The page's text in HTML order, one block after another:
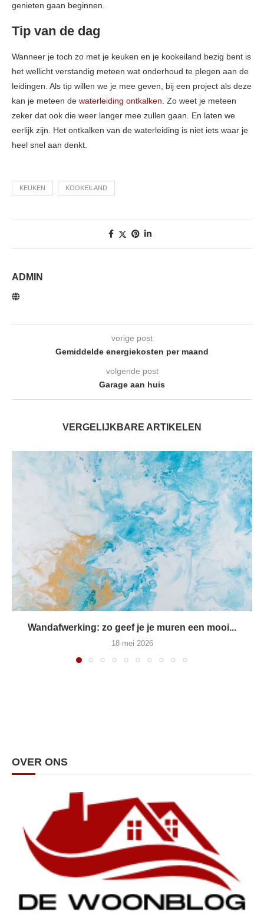
genieten gaan beginnen.
Tip van de dag
Wanneer je toch zo met je keuken en je kookeiland bezig bent is
het wellicht verstandig meteen wat onderhoud te plegen aan de
leidingen. Als tip willen we je mee geven, bij een project als deze
kan je meteen de waterleiding ontkalken . Zo weet je meteen
zeker dat ook die weer langer mee zullen gaan. En laten we
eerlijk zijn. Het ontkalken van de waterleiding is niet iets waar je
heel snel aan denkt.
KEUKEN KOOKEILAND
ADMIN
vorige post
Gemiddelde energiekosten per maand
volgende post
Garage aan huis
VERGELIJKBARE ARTIKELEN
Wandafwerking: zo geef je je muren een mooi...
18 mei 2026
OVER ONS